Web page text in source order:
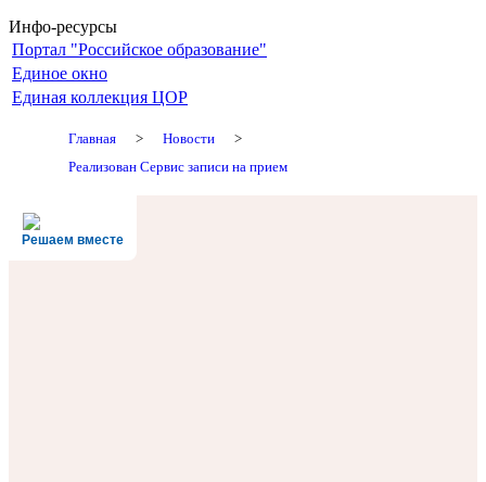
Инфо-ресурсы
Портал "Российское образование"
Единое окно
Единая коллекция ЦОР
Главная > Новости
>
Реализован Сервис записи на прием
Решаем вместе